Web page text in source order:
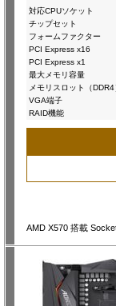
対応CPUソケット
チップセット
フォームファクター
PCI Express x16
PCI Express x1
最大メモリ容量
メモリスロット（DDR4
VGA端子
RAID機能
AMD X570 搭載